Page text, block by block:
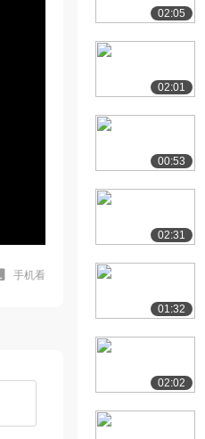
手机看
02:05
02:01
00:53
02:31
01:32
02:02